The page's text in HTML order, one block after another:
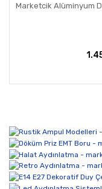
Marketcik Alüminyum